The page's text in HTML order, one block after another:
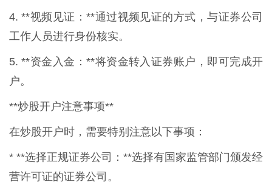
4. **视频见证：**通过视频见证的方式，与证券公司
工作人员进行身份核实。
5. **资金入金：**将资金转入证券账户，即可完成开
户。
**炒股开户注意事项**
在炒股开户时，需要特别注意以下事项：
* **选择正规证券公司：**选择有国家监管部门颁发经
营许可证的证券公司。